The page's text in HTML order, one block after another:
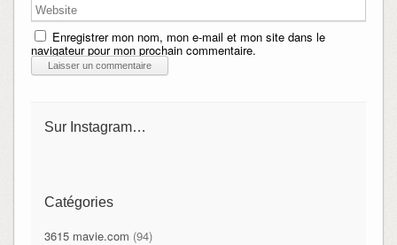
Enregistrer mon nom, mon e-mail et mon site dans le
navigateur pour mon prochain commentaire.
Sur Instagram…
Catégories
3615 mavie.com (94)